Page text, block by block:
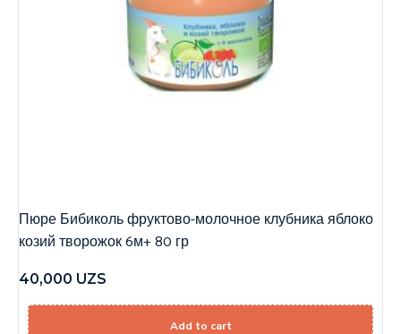
Пюре Бибиколь фруктово-молочное клубника яблоко
козий творожок 6м+ 80 гр
40,000 UZS
Add to cart